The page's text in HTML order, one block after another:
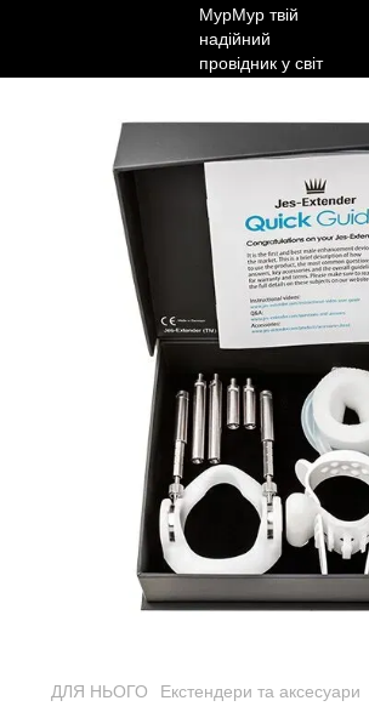
ДЛЯ НЬОГО Екстендери та аксесуари